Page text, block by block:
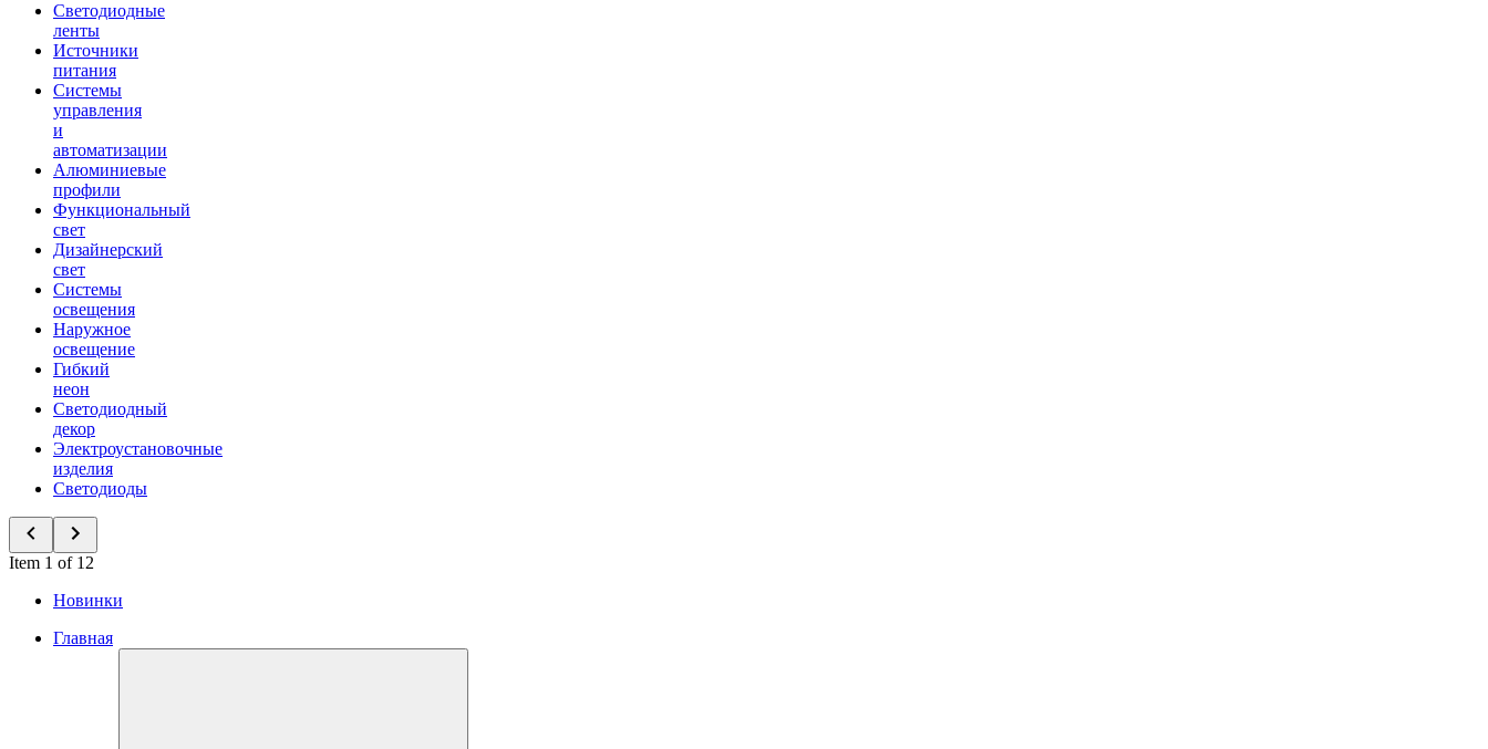
Светодиодные
ленты
Источники
питания
Системы
управления
и
автоматизации
Алюминиевые
профили
Функциональный
свет
Дизайнерский
свет
Системы
освещения
Наружное
освещение
Гибкий
неон
Светодиодный
декор
Электроустановочные
изделия
Светодиоды
Item 1 of 12
Новинки
Главная